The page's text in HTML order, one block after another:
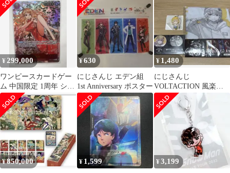
征
¥ 299,000
ワンピースカードゲー
ム 中国限定 1周年 シリ
アル 赤ナミ
¥630
にじさんじ エデン組
1st Anniversary ポスター
¥ 1,480
にじさんじ
VOLTACTION 風楽奏
斗 缶バッジ
¥850,000 ¥ 1,599 ¥3,199